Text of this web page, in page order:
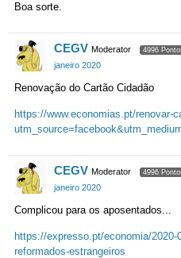
Boa sorte.
CEGV Moderator 4996
janeiro 2020
Renovação do Cartão Cidadão
https://www.economias.pt/renovar-
CEGV Moderator 4996
janeiro 2020
Complicou para os aposentados...
https://expresso.pt/economia/2020-
reformados-estrangeiros